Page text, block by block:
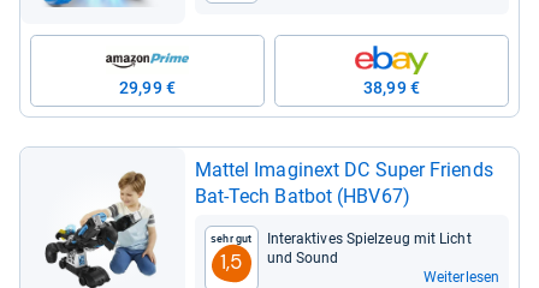
29,99 € 38,99 €
Mat­tel Ima­gi­next DC Super Fri­ends
Bat-​Tech Bat­bot (HBV67)
Sehr gut
1,5
Inter­ak­ti­ves Spiel­zeug mit Licht
und Sound
Weiterlesen